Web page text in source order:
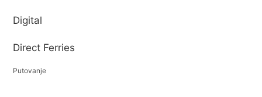
Digital
Direct Ferries
Putovanje